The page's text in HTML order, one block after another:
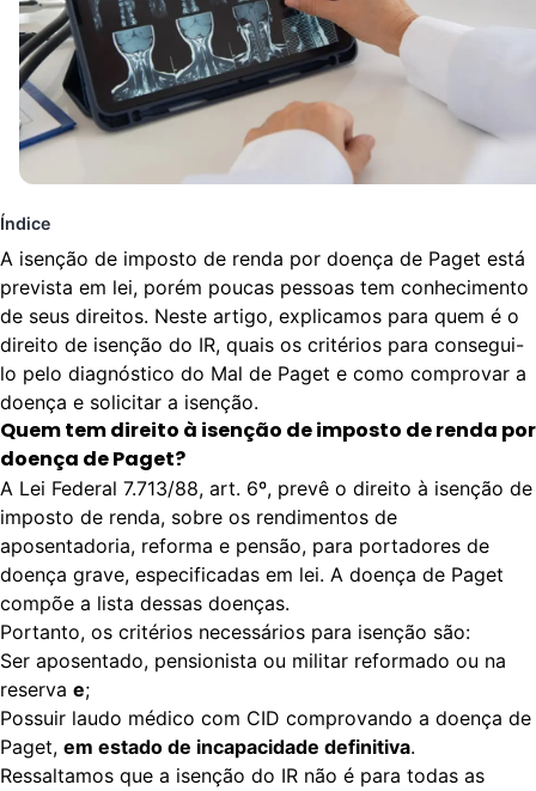
Índice
A isenção de imposto de renda por doença de Paget está
prevista em lei, porém poucas pessoas tem conhecimento
de seus direitos. Neste artigo, explicamos para quem é o
direito de isenção do IR, quais os critérios para consegui-
lo pelo diagnóstico do Mal de Paget e como comprovar a
doença e solicitar a isenção.
Quem tem direito à isenção de imposto de renda por
doença de Paget?
A Lei Federal 7.713/88, art. 6º, prevê o direito à isenção de
imposto de renda, sobre os rendimentos de
aposentadoria, reforma e pensão, para portadores de
doença grave, especificadas em lei. A doença de Paget
compõe a lista dessas doenças.
Portanto, os critérios necessários para isenção são:
Ser aposentado, pensionista ou militar reformado ou na
reserva e;
Possuir laudo médico com CID comprovando a doença de
Paget, em estado de incapacidade definitiva.
Ressaltamos que a isenção do IR não é para todas as